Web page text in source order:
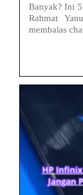
Banyak? Ini
Rahmat
membalas